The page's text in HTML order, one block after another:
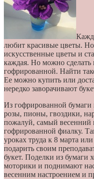
любит красивые цветы.
искусственные цветы и
каждая. Но можно сделать
гофрированной. Найти
Ее можно купить или
нередко заворачивают
Из гофрированной бумаги
розы, пионы, гвоздики,
пожалуй, самый весенний
гофрированной фиалку.
уроках труда к 8 марта
подарить своим
букет. Поделки из бумаги
моторики и поднимают
весенним настроением и